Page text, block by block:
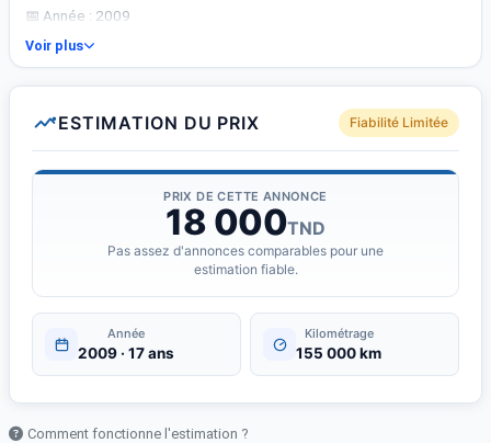
📅 Année : 2009
🏁 Kilométrage : 155 km
⛽ Carburant : Essence
Voiture très propre bien entretenue.
Voir plus
ESTIMATION DU PRIX Fiabilité Limitée
PRIX DE CETTE ANNONCE
18 000TND
Pas assez d'annonces comparables pour une
estimation fiable.
Année
2009 · 17 ans
Kilométrage
155 000 km
Comment fonctionne l'estimation ?